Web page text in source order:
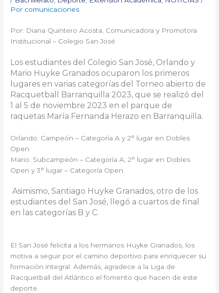
Por comunicaciones
Por: Diana Quintero Acosta, Comunicadora y Promotora
Institucional – Colegio San José
Los estudiantes del Colegio San José, Orlando y
Mario Huyke Granados ocuparon los primeros
lugares en varias categorías del Torneo abierto de
Racquetball
Barranquilla 2023, que se realizó del
1 al 5 de noviembre 2023 en el parque de
raquetas María Fernanda Herazo en Barranquilla.
Orlando: Campeón – Categoría A y 2° lugar en Dobles
Open
Mario: Subcampeón – Categoría A, 2° lugar en Dobles
Open y 3° lugar – Categoría Open
Asimismo, Santiago Huyke Granados, otro de los
estudiantes del San José, llegó a cuartos de final
en las categorías B y C.
El San José felicita a los hermanos Huyke Granados, los
motiva a seguir por el camino deportivo para enriquecer su
formación integral. Además, agradece a la Liga de
Racquetball del Atlántico el fomento que hacen de este
deporte.